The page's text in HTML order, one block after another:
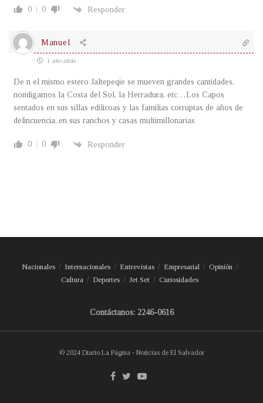
0 0 Responder
Manuel
1 año atrás
De n el mismo estero Jaltepeqie se mueven grandes cantidades,
nondigamos la Costa del Sol, la Herradura, etc…Los Capos
sentados en sus sillas edilicoas y las familias corruptas de años de
delincuencia..en sus ranchos y casas multimillonarias
0 0 Responder
Nacionales Internacionales Entrevistas Empresarial
Opinión
Cultura
Deportes Jet Set Curiosidades
Contáctanos: 2246-0616
© 2024 Diario La Página - Noticias de El Salvador